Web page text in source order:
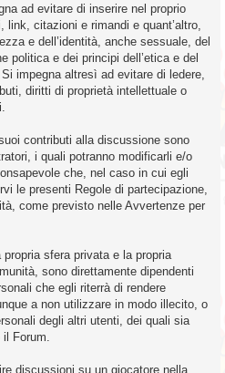
ad evitare di inserire nel proprio
citazioni e rimandi e quant’altro,
e dell’identità, anche sessuale, del
politica e dei principi dell’etica e del
impegna altresì ad evitare di ledere,
diritti di proprietà intellettuale o
contributi alla discussione sono
i quali potranno modificarli e/o
che, nel caso in cui egli
le presenti Regole di partecipazione,
come previsto nelle Avvertenze per
sfera privata e la propria
sono direttamente dipendenti
che egli riterrà di rendere
a non utilizzare in modo illecito, o
degli altri utenti, dei quali sia
Forum.
discussioni su un giocatore nella